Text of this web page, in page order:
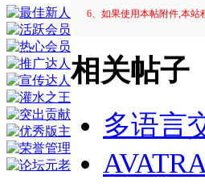
6、如果使用本帖附件,本站
相关帖子
多语言